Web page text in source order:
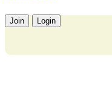
Join Login